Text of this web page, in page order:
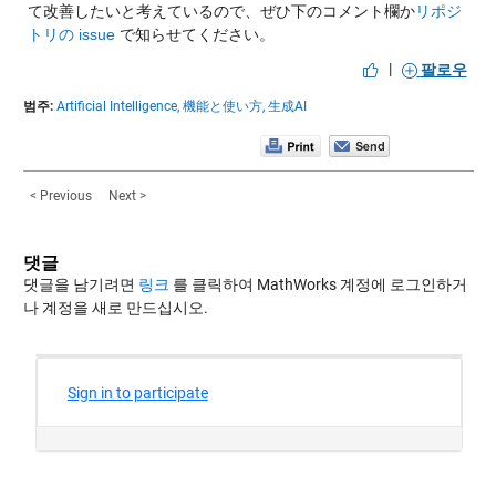
て改善したいと考えているので、ぜひ下のコメント欄かリポジ
トリの issue で知らせてください。
|
팔로우
범주: Artificial Intelligence, 機能と使い方, 生成AI
< Previous Next >
댓글
댓글을 남기려면 링크 를 클릭하여 MathWorks 계정에 로그인하거
나 계정을 새로 만드십시오.